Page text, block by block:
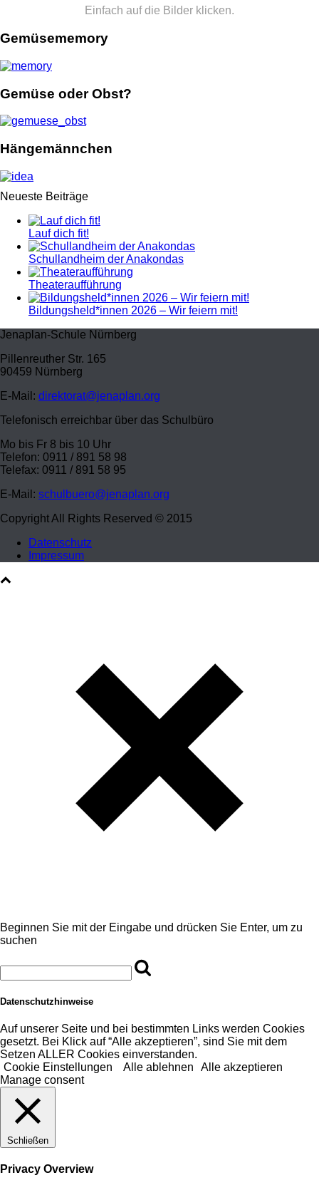
Einfach auf die Bilder klicken.
Gemüsememory
Gemüse oder Obst?
Hängemännchen
Neueste Beiträge
Lauf dich fit!
Schullandheim der Anakondas
Theateraufführung
Bildungsheld*innen 2026 – Wir feiern mit!
Jenaplan-Schule Nürnberg
Pillenreuther Str. 165
90459 Nürnberg
E-Mail: direktorat@jenaplan.org
Telefonisch erreichbar über das Schulbüro
Mo bis Fr 8 bis 10 Uhr
Telefon: 0911 / 891 58 98
Telefax: 0911 / 891 58 95
E-Mail: schulbuero@jenaplan.org
Copyright All Rights Reserved © 2015
Datenschutz
Impressum
Beginnen Sie mit der Eingabe und drücken Sie Enter, um zu
suchen
Datenschutzhinweise
Auf unserer Seite und bei bestimmten Links werden Cookies
gesetzt. Bei Klick auf “Alle akzeptieren”, sind Sie mit dem
Setzen ALLER Cookies einverstanden.
Cookie Einstellungen
Alle ablehnen
Alle akzeptieren
Manage consent
Schließen
Privacy Overview